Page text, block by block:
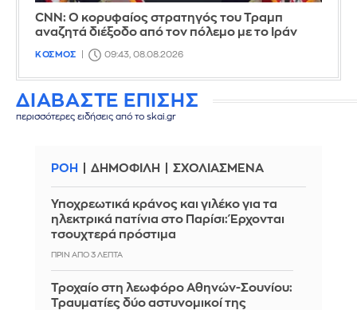
CNN: Ο κορυφαίος στρατηγός του Τραμπ
αναζητά διέξοδο από τον πόλεμο με το Ιράν
ΚΟΣΜΟΣ 09:43, 08.08.2026
ΔΙΑΒΑΣΤΕ ΕΠΙΣΗΣ
περισσότερες ειδήσεις από το skai.gr
ΡΟΗ ΔΗΜΟΦΙΛΗ ΣΧΟΛΙΑΣΜΕΝΑ
Υποχρεωτικά κράνος και γιλέκο για τα
ηλεκτρικά πατίνια στο Παρίσι: Έρχονται
τσουχτερά πρόστιμα
ΠΡΙΝ ΑΠΌ 3 ΛΕΠΤΆ
Τροχαίο στη λεωφόρο Αθηνών-Σουνίου:
Τραυματίες δύο αστυνομικοί της